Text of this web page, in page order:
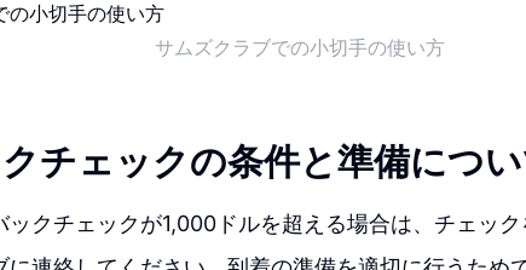
サムズクラブでの小切手の使い方
チェックの条件と準備につ
ックチェックが1,000ドルを超える場合は、チェッ